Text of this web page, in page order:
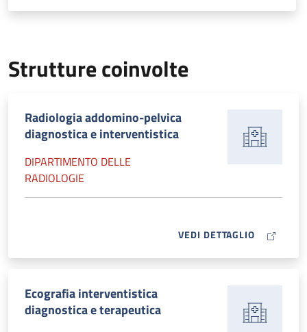
Strutture coinvolte
Radiologia addomino-pelvica
diagnostica e interventistica
DIPARTIMENTO DELLE
RADIOLOGIE
VEDI DETTAGLIO MAP ICON
Ecografia interventistica
diagnostica e terapeutica